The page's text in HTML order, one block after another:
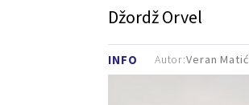
INFO
Džordž Orvel
Autor:Veran Matić